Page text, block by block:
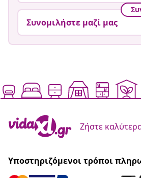
Συνομιλήστε μαζί μας
Ζήστε
Υποστηριζόμενοι τρόποι